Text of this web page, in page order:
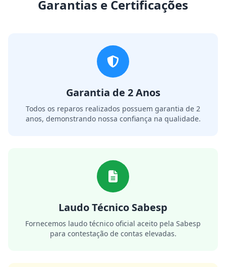
Garantias e Certificações
Garantia de 2 Anos
Todos os reparos realizados possuem garantia de 2
anos, demonstrando nossa confiança na qualidade.
Laudo Técnico Sabesp
Fornecemos laudo técnico oficial aceito pela Sabesp
para contestação de contas elevadas.